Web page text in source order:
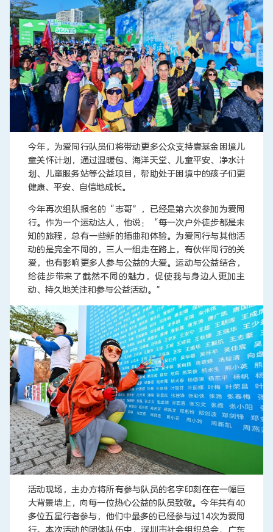
今年，为爱同行队员们将带动更多公众支持壹基金困境儿
童关怀计划，通过温暖包、海洋天堂、儿童平安、净水计
划、儿童服务站等公益项目，帮助处于困境中的孩子们更
健康、平安、自信地成长。
今年再次组队报名的“志哥”，已经是第六次参加为爱同
行。作为一个运动达人，他说：“每一次户外徒步都是未
知的旅程，总有一些新的插曲和体验。为爱同行与其他活
动的是完全不同的，三人一组走在路上，有伙伴同行的关
爱，也有影响更多人参与公益的大爱。运动与公益结合，
给徒步带来了截然不同的魅力，促使我与身边人更加主
动、持久地关注和参与公益活动。”
活动现场，主办方将所有参与队员的名字印刻在在一幅巨
大背景墙上，向每一位热心公益的队员致敬。今年共有40
多位五星行者参与，他们中最多的已经参与过14次为爱同
行。本次活动的团体队伍中，深圳市社会组织总会、广东